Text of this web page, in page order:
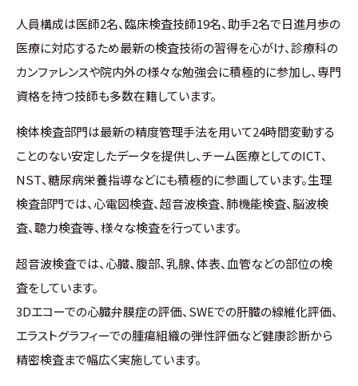
人員構成は医師2名、臨床検査技師19名、助手2名で日進月歩の
医療に対応するため最新の検査技術の習得を心がけ、診療科の
カンファレンスや院内外の様々な勉強会に積極的に参加し、専門
資格を持つ技師も多数在籍しています。
検体検査部門は最新の精度管理手法を用いて24時間変動する
ことのない安定したデータを提供し、チーム医療としてのICT、
NST、糖尿病栄養指導などにも積極的に参画しています。生理
検査部門では、心電図検査、超音波検査、肺機能検査、脳波検
査、聴力検査等、様々な検査を行っています。
超音波検査では、心臓、腹部、乳腺、体表、血管などの部位の検
査をしています。
3Dエコーでの心臓弁膜症の評価、SWEでの肝臓の線維化評価、
エラストグラフィーでの腫瘍組織の弾性評価など健康診断から
精密検査まで幅広く実施しています。